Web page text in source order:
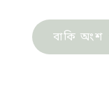
বাকি অংশ